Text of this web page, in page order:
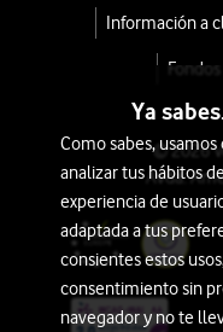
Información a
Fondos
© 2026
Avda.
Ya
Como sabes,
analizar tus hábitos
experiencia de
adaptada a tus
consientes estos
consentimiento sin
navegador y no te